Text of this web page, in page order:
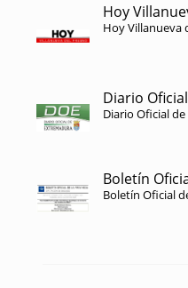
Hoy
Hoy Villanueva
Diario
Diario Oficial
Boletín
Boletín Oficial